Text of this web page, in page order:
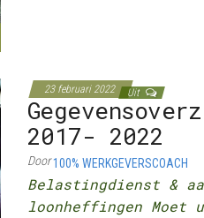
23 februari 2022 Uit
2017- 2022
Door100% WERKGEVERSCOACH
Belastingdienst &
loonheffingen